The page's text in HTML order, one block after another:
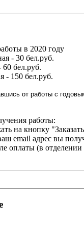
работы в
- 30 бел.руб.
60 бел.руб.
- 150 бел.руб.
работы:
на кнопку
email адрес вы
оплаты (в отделении